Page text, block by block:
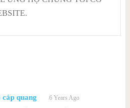
quang 6 Years Ago